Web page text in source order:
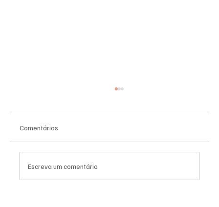
Comentários
Escreva um comentário